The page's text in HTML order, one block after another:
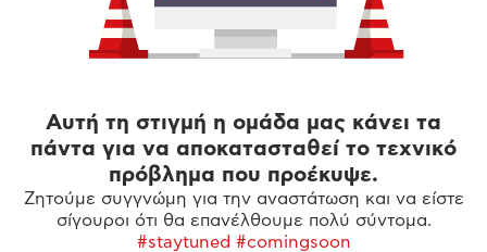
Αυτή τη στιγμή η ομάδα μας κάνει τα
πάντα για να αποκατασταθεί το τεχνικό
πρόβλημα που προέκυψε.
Ζητούμε συγγνώμη για την αναστάτωση και να είστε
σίγουροι ότι θα επανέλθουμε πολύ σύντομα.
#staytuned #comingsoon